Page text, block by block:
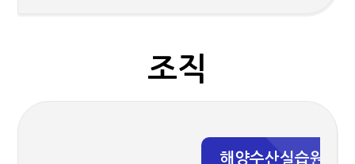
조직
해양수산실습원